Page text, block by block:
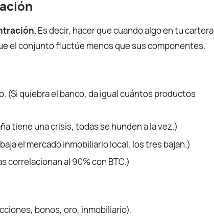
. Es decir, hacer que cuando algo en tu cartera
el conjunto fluctúe menos que sus componentes.
(Si quiebra el banco, da igual cuántos productos
tiene una crisis, todas se hunden a la vez.)
el mercado inmobiliario local, los tres bajan.)
correlacionan al 90% con BTC.)
bonos, oro, inmobiliario).